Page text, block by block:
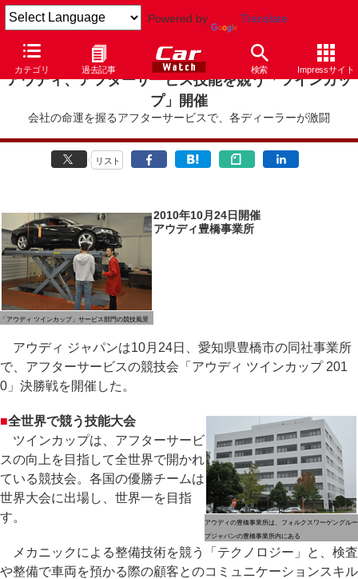
Powered by Translate
カテゴリ 過去記事 検索 Impressサイト
アウディ、アフターサービス技能を競う「ツインカッ
プ」開催
会社の命運を握るアフターサービスで、各ディーラーが激闘
リスト
「アウディ ツインカップ」サービス部門の競技風景
2010年10月24日開催
アウディ豊橋事業所
アウディ ジャパンは10月24日、愛知県豊橋市の同社事業所
で、アフターサービスの競技会「アウディ ツインカップ 201
0」決勝戦を開催した。
アウディの豊橋事業所は、フォルクスワーゲングルー
プジャパンの豊橋事業所内にある
■全世界で競う技能大会
ツインカップは、アフターサービ
スの向上を目指して全世界で開かれ
ている競技会。各国の優勝チームは
世界大会に出場し、世界一を目指
す。
メカニックによる整備技術を競う「テクノロジー」と、検査
や整備で車両を預かる際の顧客とのコミュニケーションスキル